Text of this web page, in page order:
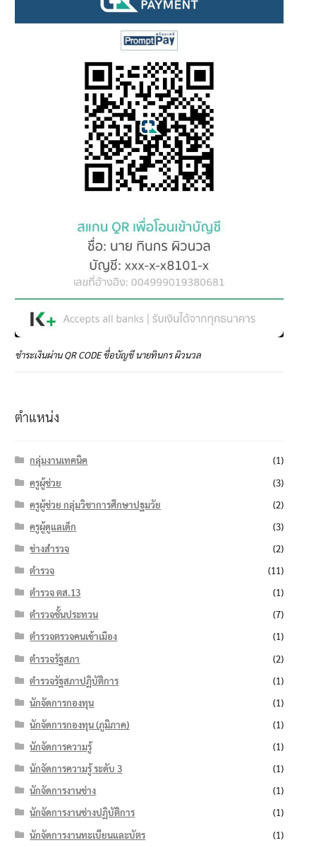
ชำระเงินผ่าน QR CODE ชื่อบัญชี นายทินกร ผิวนวล
ตำแหน่ง
กลุ่มงานเทคนิค
(1)
ครูผู้ช่วย
(3)
ครูผู้ช่วย กลุ่มวิชาการศึกษาปฐมวัย
(2)
ครูผู้ดูแลเด็ก
(3)
ช่างสำรวจ
(2)
ตำรวจ
(11)
ตำรวจ ตส.13
(1)
ตำรวจชั้นประทวน
(7)
ตำรวจตรวจคนเข้าเมือง
(1)
ตำรวจรัฐสภา
(2)
ตำรวจรัฐสภาปฏิบัติการ
(1)
นักจัดการกองทุน
(1)
นักจัดการกองทุน (ภูมิภาค)
(1)
นักจัดการความรู้
(1)
นักจัดการความรู้ ระดับ 3
(1)
นักจัดการงานช่าง
(1)
นักจัดการงานช่างปฏิบัติการ
(1)
นักจัดการงานทะเบียนและบัตร
(1)